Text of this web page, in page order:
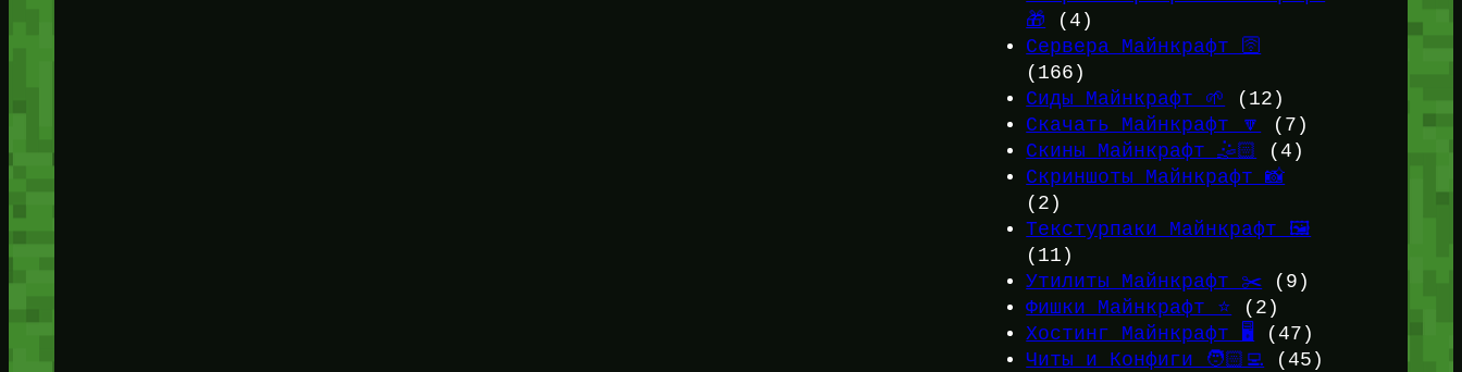
🎁 (4)
Сервера Майнкрафт 🛜
(166)
Сиды Майнкрафт 🌱
(12)
Скачать Майнкрафт 🔽
(7)
Скины Майнкрафт 🤹🏻
(4)
Скриншоты Майнкрафт 📸
(2)
Текстурпаки Майнкрафт 🖼️
(11)
Утилиты Майнкрафт ✂️ (9)
Фишки Майнкрафт ⭐ (2)
Хостинг Майнкрафт 🖥️
(47)
Читы и Конфиги 🧑🏻‍💻 (45)